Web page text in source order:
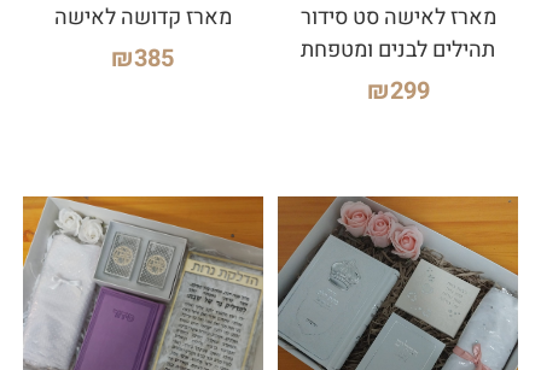
מארז לאישה סט סידור
תהילים לבנים ומטפחת
₪299
מארז קדושה לאישה
₪385